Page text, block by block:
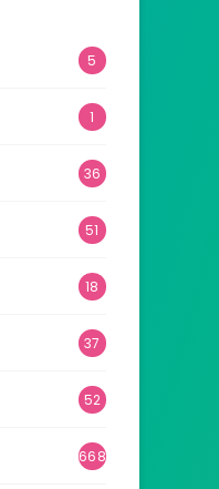
5
1
36
51
18
37
52
668